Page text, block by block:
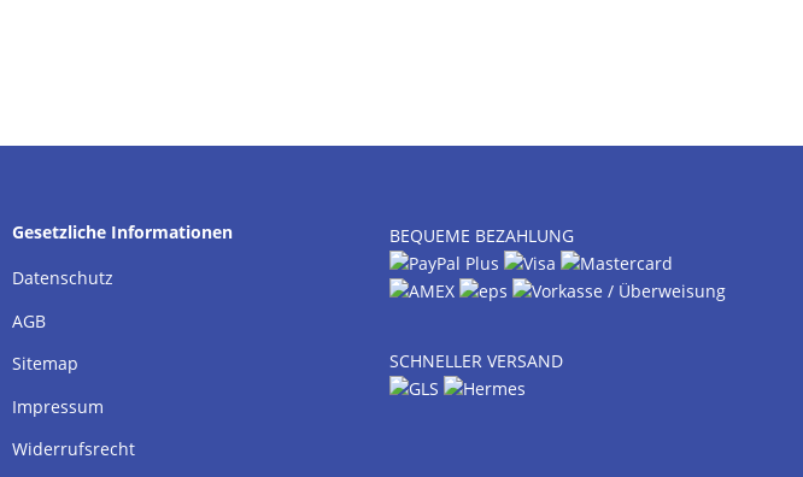
Gesetzliche Informationen
Datenschutz
AGB
Sitemap
Impressum
Widerrufsrecht
BEQUEME BEZAHLUNG
SCHNELLER VERSAND